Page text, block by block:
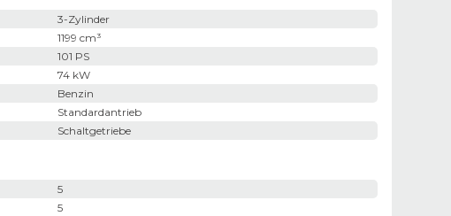
3-Zylinder
1199 cm³
101 PS
74 kW
Benzin
Standardantrieb
Schaltgetriebe
5
5